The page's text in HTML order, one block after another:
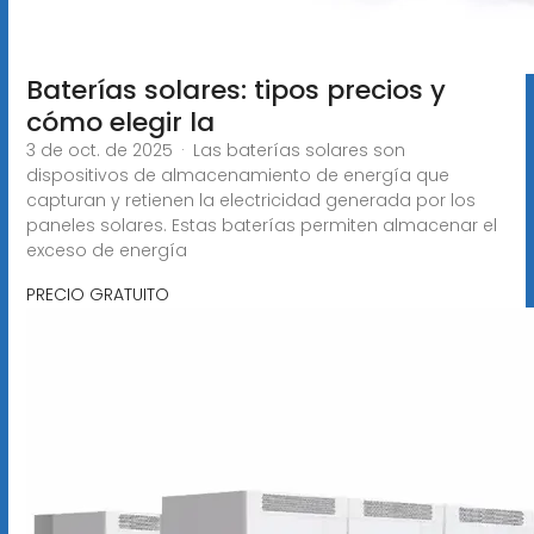
Baterías solares: tipos precios y
cómo elegir la
3 de oct. de 2025 · Las baterías solares son
dispositivos de almacenamiento de energía que
capturan y retienen la electricidad generada por los
paneles solares. Estas baterías permiten almacenar el
exceso de energía
PRECIO GRATUITO